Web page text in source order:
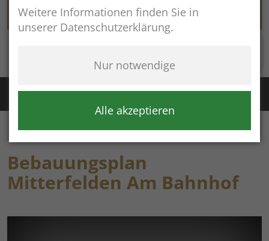
Bebauungsplan
Mitterfelden Am Bahnhof
Weitere Informationen finden Sie in
unserer Datenschutzerklärung.
Nur notwendige
Alle akzeptieren